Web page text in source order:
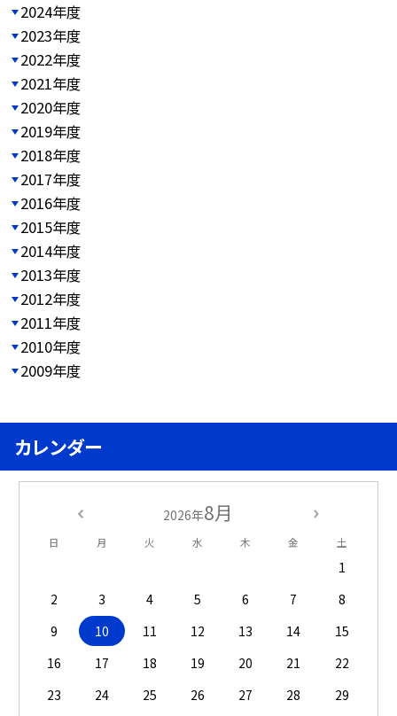
2024年度
2023年度
2022年度
2021年度
2020年度
2019年度
2018年度
2017年度
2016年度
2015年度
2014年度
2013年度
2012年度
2011年度
2010年度
2009年度
カレンダー
2026年8月
日 月 火 水 木 金 土
1
2
3 4 5 6 7
8
9
10 11 12 13 14
15
16
17 18 19 20 21
22
23
24 25 26 27 28
29